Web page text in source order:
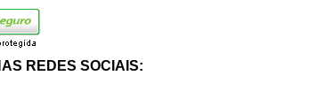
REDES SOCIAIS: